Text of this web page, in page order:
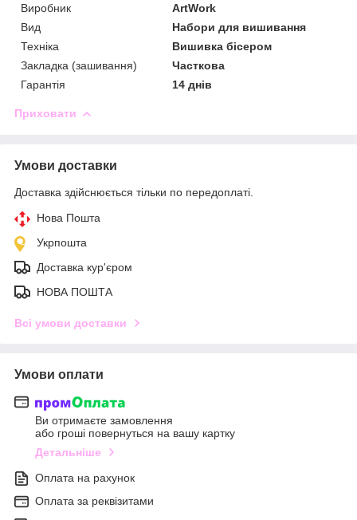
Виробник
ArtWork
Вид
Набори для вишивання
Техніка
Вишивка бісером
Закладка (зашивання)
Часткова
Гарантія
14 днів
Приховати
Умови доставки
Доставка здійснюється тільки по передоплаті.
Нова Пошта
Укрпошта
Доставка кур'єром
НОВА ПОШТА
Всі умови доставки
Умови оплати
Ви отримаєте замовлення
або гроші повернуться на вашу картку
Детальніше
Оплата на рахунок
Оплата за реквізитами